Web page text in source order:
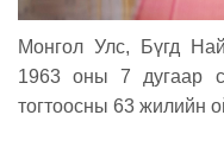
Монгол Улс, Бүгд
1963 оны 7 дугаар
тогтоосны 63 жилийн